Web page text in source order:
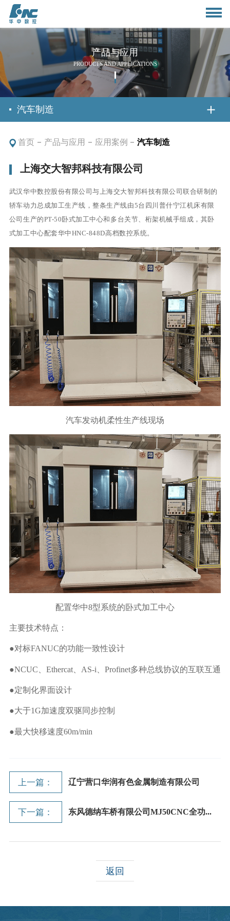
首页
关于我们
董事长致辞
组织架构
企业文化
资质荣誉
员工风采
公司动态
媒体报道
公示公告
视频中心
产品与应用
产品中心
应用案例
技术分享
投资者关系
投资者提问
法制宣传
投教园地
联系我们
销售与服务网络
在线留言
人力资源
产品与应用
PRODUCTS AND APPLICATIONS
汽车制造
首页 产品与应用 应用案例 汽车制造
上海交大智邦科技有限公司
武汉华中数控股份有限公司与上海交大智邦科技有限公司联合研制的
轿车动力总成加工生产线，整条生产线由5台四川普什宁江机床有限
公司生产的PT-50 卧式加工中心和多台关节、桁架机械手组成，其卧
式加工中心配套华中HNC-848D高档数控系统。
汽车发动机柔性生产线现场
配置华中8型系统的卧式加工中心
主要技术特点：
●对标FANUC的功能一致性设计
●NCUC、Ethercat、AS-i、Profinet多种总线协议的互联互通
●定制化界面设计
●大于1G加速度双驱同步控制
●最大快移速度60m/min
上一篇： 辽宁营口华润有色金属制造有限公司
下一篇： 东风德纳车桥有限公司MJ50CNC全功...
返回